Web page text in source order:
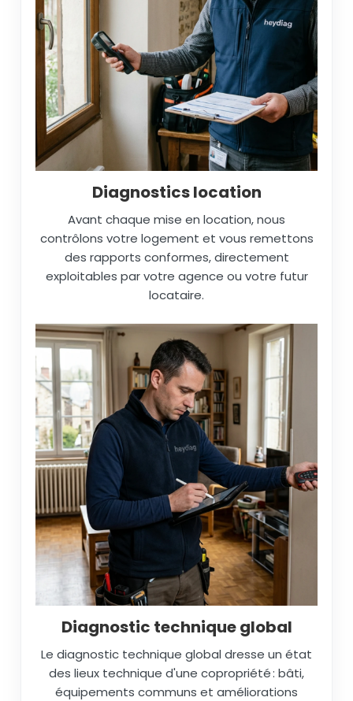
Diagnostics location
Avant chaque mise en location, nous
contrôlons votre logement et vous remettons
des rapports conformes, directement
exploitables par votre agence ou votre futur
locataire.
Diagnostic technique global
Le diagnostic technique global dresse un état
des lieux technique d'une copropriété : bâti,
équipements communs et améliorations